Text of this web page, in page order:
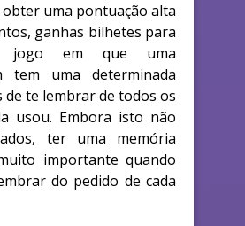
uma pontuação alta
ganhas bilhetes para
jogo em que uma
tem uma determinada
de te lembrar de todos os
usou. Embora isto não
ter uma memória
importante quando
do pedido de cada